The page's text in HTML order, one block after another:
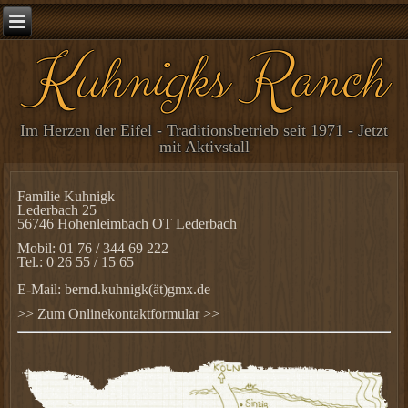
Kuhnigks Ranch
Im Herzen der Eifel - Traditionsbetrieb seit 1971 - Jetzt
mit Aktivstall
Familie Kuhnigk
Lederbach 25
56746 Hohenleimbach OT Lederbach
Mobil: 01 76 / 344 69 222
Tel.: 0 26 55 / 15 65
E-Mail:bernd.kuhnigk(ät)gmx.de
>> Zum Onlinekontaktformular >>